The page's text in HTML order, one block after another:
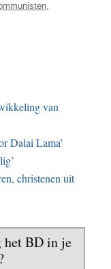
,
van
Dalai Lama’
christenen uit
het BD in je